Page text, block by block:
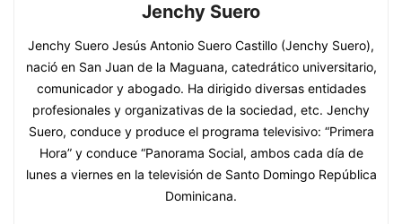
Jenchy Suero
Jenchy Suero Jesús Antonio Suero Castillo (Jenchy Suero),
nació en San Juan de la Maguana, catedrático universitario,
comunicador y abogado. Ha dirigido diversas entidades
profesionales y organizativas de la sociedad, etc. Jenchy
Suero, conduce y produce el programa televisivo: “Primera
Hora” y conduce “Panorama Social, ambos cada día de
lunes a viernes en la televisión de Santo Domingo República
Dominicana.